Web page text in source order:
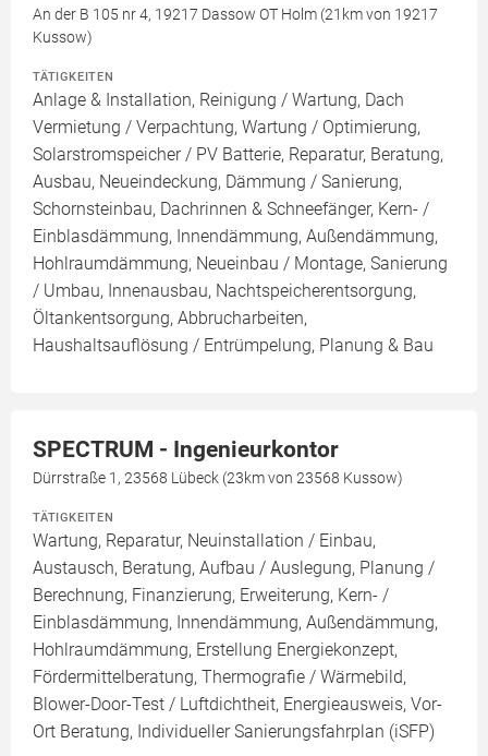
An der B 105 nr 4, 19217 Dassow OT Holm (21km von 19217
Kussow)
TÄTIGKEITEN
Anlage & Installation, Reinigung / Wartung, Dach
Vermietung / Verpachtung, Wartung / Optimierung,
Solarstromspeicher / PV Batterie, Reparatur, Beratung,
Ausbau, Neueindeckung, Dämmung / Sanierung,
Schornsteinbau, Dachrinnen & Schneefänger, Kern- /
Einblasdämmung, Innendämmung, Außendämmung,
Hohlraumdämmung, Neueinbau / Montage, Sanierung
/ Umbau, Innenausbau, Nachtspeicherentsorgung,
Öltankentsorgung, Abbrucharbeiten,
Haushaltsauflösung / Entrümpelung, Planung & Bau
SPECTRUM - Ingenieurkontor
Dürrstraße 1, 23568 Lübeck (23km von 23568 Kussow)
TÄTIGKEITEN
Wartung, Reparatur, Neuinstallation / Einbau,
Austausch, Beratung, Aufbau / Auslegung, Planung /
Berechnung, Finanzierung, Erweiterung, Kern- /
Einblasdämmung, Innendämmung, Außendämmung,
Hohlraumdämmung, Erstellung Energiekonzept,
Fördermittelberatung, Thermografie / Wärmebild,
Blower-Door-Test / Luftdichtheit, Energieausweis, Vor-
Ort Beratung, Individueller Sanierungsfahrplan (iSFP)